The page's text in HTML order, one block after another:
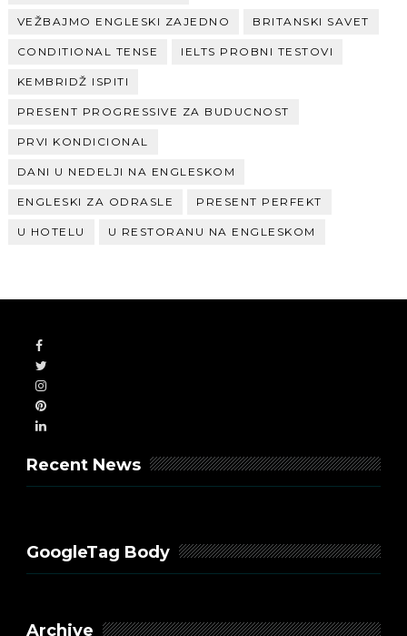
VEŽBAJMO ENGLESKI ZAJEDNO BRITANSKI SAVET
CONDITIONAL TENSE IELTS PROBNI TESTOVI
KEMBRIDŽ ISPITI
PRESENT PROGRESSIVE ZA BUDUCNOST
PRVI KONDICIONAL
DANI U NEDELJI NA ENGLESKOM
ENGLESKI ZA ODRASLE PRESENT PERFEKT
U HOTELU U RESTORANU NA ENGLESKOM
Recent News
GoogleTag Body
Archive